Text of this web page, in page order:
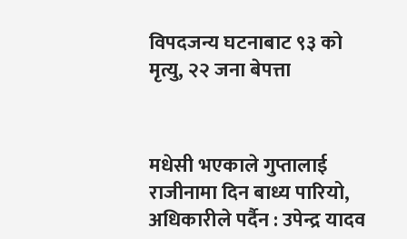
विपदजन्य घटनाबाट ९३ को
मृत्यु, २२ जना बेपत्ता
मधेसी भएकाले गुप्तालाई
राजीनामा दिन बाध्य पारियो,
अधिकारीले पर्दैन : उपेन्द्र यादव